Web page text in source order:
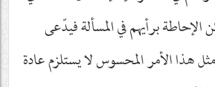
برأيهم في المسألة فيدّعى
هذا الأمر المحسوس لا يستلزم عادة